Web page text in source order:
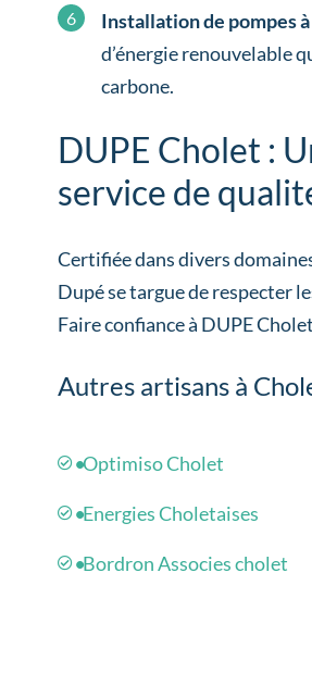
Installation de pompes
d’énergie renouvelable
carbone.
DUPE Cholet :
service de
Certifiée dans divers
Dupé se targue de respecter
Faire confiance à DUPE
Autres artisans à
Optimiso Cholet
Energies Choletaises
Bordron Associes cholet